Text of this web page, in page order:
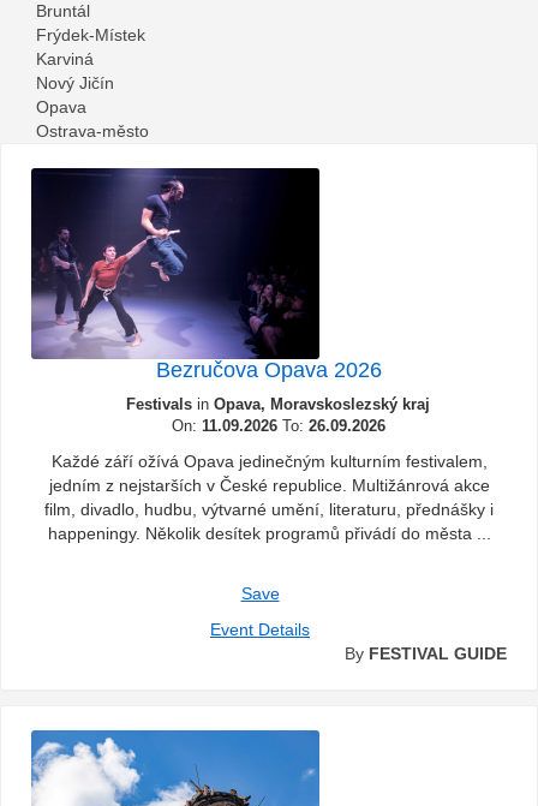
Bruntál
Frýdek-Místek
Karviná
Nový Jičín
Opava
Ostrava-město
Bezručova Opava 2026
Festivals in Opava, Moravskoslezský kraj
On: 11.09.2026To: 26.09.2026
Každé září ožívá Opava jedinečným kulturním festivalem,
jedním z nejstarších v České republice. Multižánrová akce
film, divadlo, hudbu, výtvarné umění, literaturu, přednášky i
happeningy. Několik desítek programů přivádí do města ...
Save
Event Details
By FESTIVAL GUIDE